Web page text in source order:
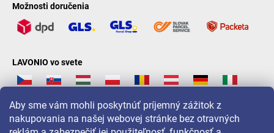
Aby sme vám mohli poskytnúť príjemný zážitok z
nakupovania na našej webovej stránke bez otravných
Možnosti doručenia
LAVONIO vo svete